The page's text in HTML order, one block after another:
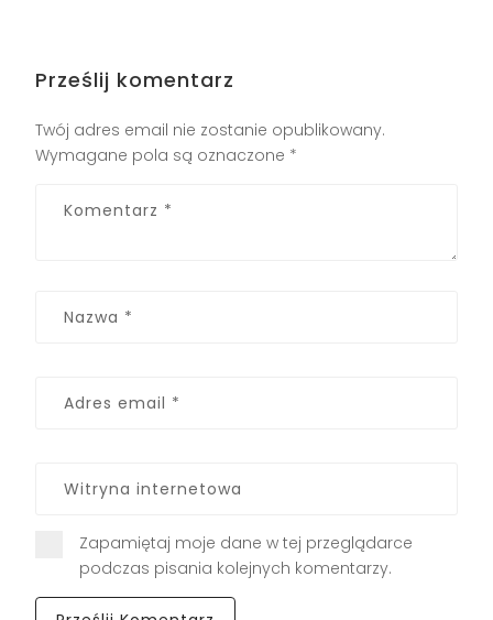
Prześlij komentarz
Twój adres email nie zostanie opublikowany.
Wymagane pola są oznaczone *
Zapamiętaj moje dane w tej przeglądarce
podczas pisania kolejnych komentarzy.